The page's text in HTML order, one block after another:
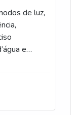
de luz,
e